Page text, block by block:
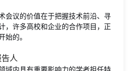
会议的价值在于把握技术前沿、寻
，许多高校和企业的合作项目，正
始的。
人
域内具有重要影响力的学者担任特